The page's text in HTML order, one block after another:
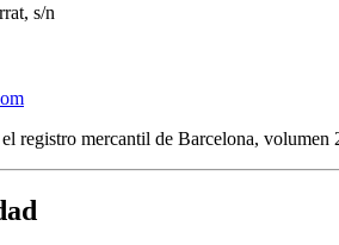
s/n
registro mercantil de Barcelona,